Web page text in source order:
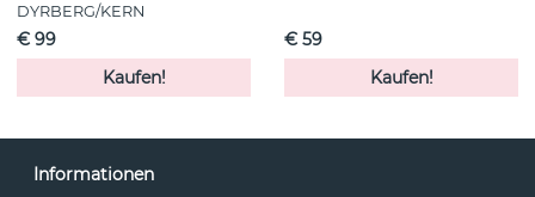
DYRBERG/KERN
€ 99
Kaufen!
€ 59
Kaufen!
Informationen